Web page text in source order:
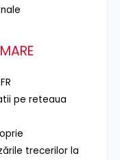
pe reteaua
trecerilor la